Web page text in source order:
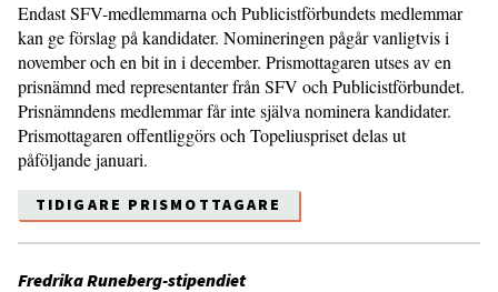
Endast SFV-medlemmarna och Publicistförbundets medlemmar
kan ge förslag på kandidater. Nomineringen pågår vanligtvis i
november och en bit in i december. Prismottagaren utses av en
prisnämnd med representanter från SFV och Publicistförbundet.
Prisnämndens medlemmar får inte själva nominera kandidater.
Prismottagaren offentliggörs och Topeliuspriset delas ut
påföljande januari.
TIDIGARE PRISMOTTAGARE
Fredrika Runeberg-stipendiet